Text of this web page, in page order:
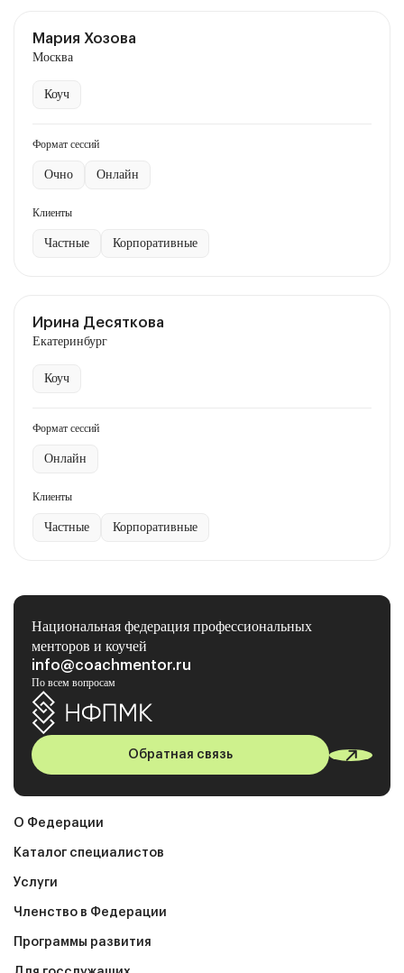
Мария Хозова
Москва
Коуч
Формат сессий
Очно Онлайн
Клиенты
Частные Корпоративные
Ирина Десяткова
Екатеринбург
Коуч
Формат сессий
Онлайн
Клиенты
Частные Корпоративные
Национальная федерация профессиональных
менторов и коучей
info@coachmentor.ru
По всем вопросам
Обратная связь
О Федерации
Каталог специалистов
Услуги
Членство в Федерации
Программы развития